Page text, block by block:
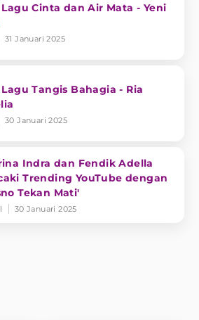
Cinta dan Air Mata - Yeni
31 Januari 2025
Tangis Bahagia - Ria
30 Januari 2025
Indra dan Fendik Adella
Trending YouTube dengan
Tekan Mati'
30 Januari 2025